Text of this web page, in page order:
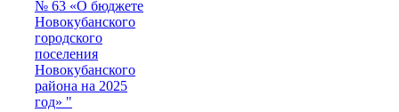
№ 63 «О бюджете
Новокубанского
городского
поселения
Новокубанского
района на 2025
год» "